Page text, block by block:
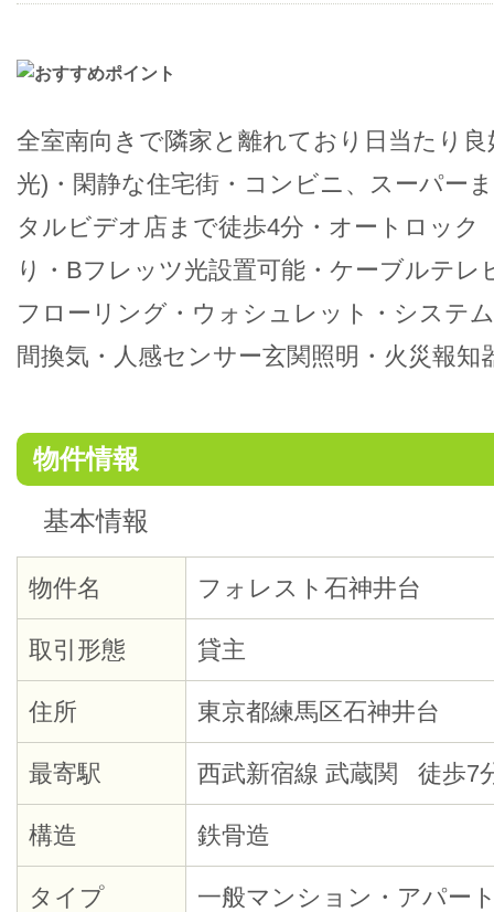
全室南向きで隣家と離れており日当たり
光)・閑静な住宅街・コンビニ、スーパー
タルビデオ店まで徒歩4分・オートロック
り・Bフレッツ光設置可能・ケーブルテレ
フローリング・ウォシュレット・システ
間換気・人感センサー玄関照明・火災報知
物件情報
基本情報
物件名 フォレスト石神井台
取引形態 貸主
住所 東京都練馬区石神井台
最寄駅 西武新宿線 武蔵関 徒歩7
構造 鉄骨造
タイプ 一般マンション・アパー